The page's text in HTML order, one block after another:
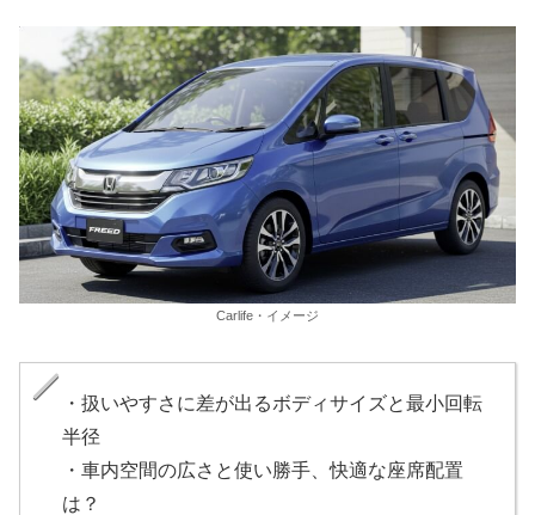
Carlife・イメージ
・扱いやすさに差が出るボディサイズと最小回転
半径
・車内空間の広さと使い勝手、快適な座席配置
は？